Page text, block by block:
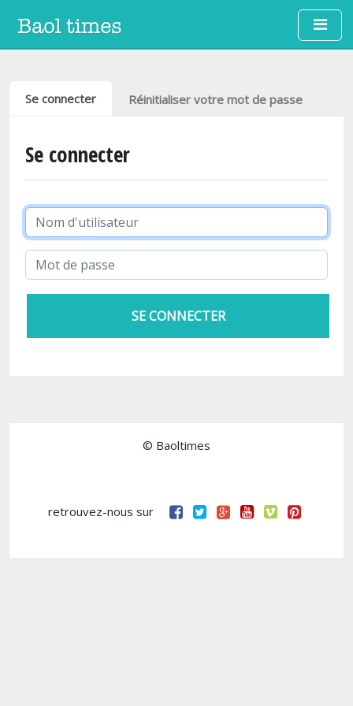
Aller au contenu principal
Onglets principaux
Se connecter Réinitialiser votre mot de passe
Se connecter
© Baoltimes
retrouvez-nous sur